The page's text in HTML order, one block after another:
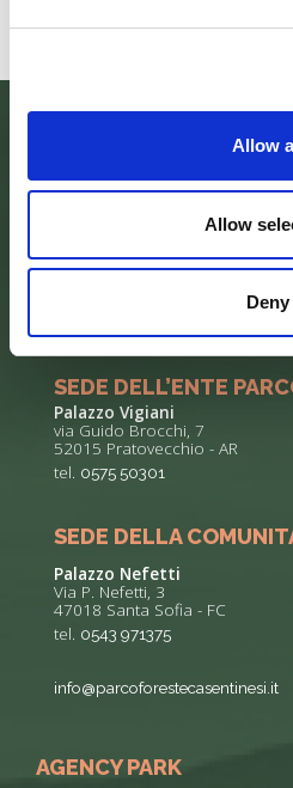
Allow
Allow
Deny
SEDE DELL’ENTE
Palazzo Vigiani
via Guido Brocchi, 7
52015 Pratovecchio - AR
tel. 0575 50301
SEDE DELLA
Palazzo Nefetti
Via P. Nefetti, 3
47018 Santa Sofia - FC
tel. 0543 971375
info@parcoforestecasentinesi.it
AGENCY PARK